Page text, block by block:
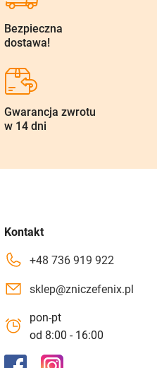
Bezpieczna
dostawa!
Gwarancja zwrotu
w 14 dni
Kontakt
+48 736 919 922
sklep@zniczefenix.pl
pon-pt
od 8:00 - 16:00